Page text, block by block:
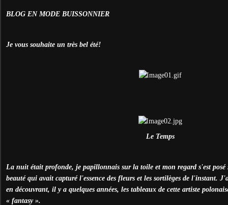
BLOG EN MODE BUISSONNIER
Je vous souhaite un très bel été!
Le Temps
La nuit était profonde, je papillonnais sur la toile et mon regard s'est posé
beauté qui avait capturé l'essence des fleurs et les sortilèges de l'instant.
en découvrant, il y a quelques années, les tableaux de cette artiste
« fantasy ».